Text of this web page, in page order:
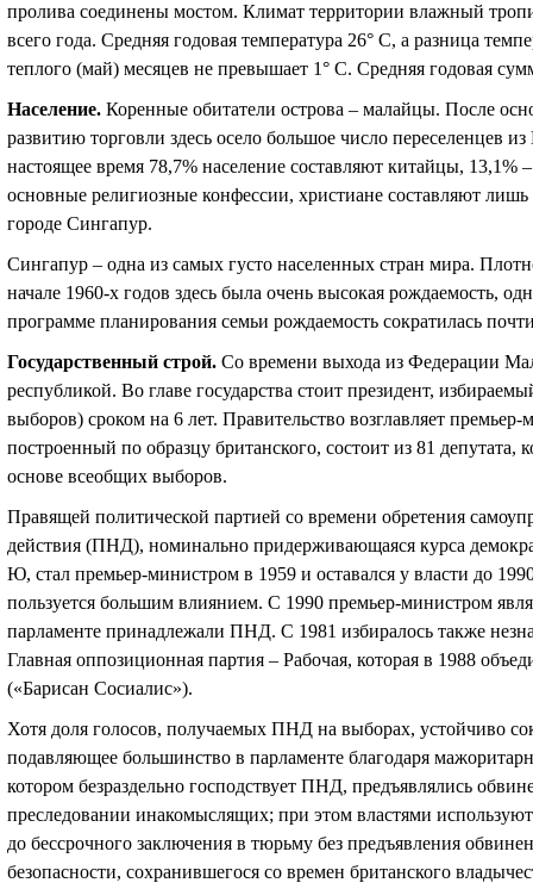
пролива соединены мостом. Климат территории влажный
всего года. Средняя годовая температура 26° С, а разница
теплого (май) месяцев не превышает 1° С. Средняя годовая
Население. Коренные обитатели острова – малайцы. После
развитию торговли здесь осело большое число переселенцев
настоящее время 78,7% население составляют китайцы,
основные религиозные конфессии, христиане составляют
городе Сингапур.
Сингапур – одна из самых густо населенных стран мира.
начале 1960-х годов здесь была очень высокая рождаемость,
программе планирования семьи рождаемость сократилась
Государственный строй. Со времени выхода из Федерации
республикой. Во главе государства стоит президент,
выборов) сроком на 6 лет. Правительство возглавляет
построенный по образцу британского, состоит из 81 депутата,
основе всеобщих выборов.
Правящей политической партией со времени обретения
действия (ПНД), номинально придерживающаяся курса
Ю, стал премьер-министром в 1959 и оставался у власти до
пользуется большим влиянием. С 1990 премьер-министром
парламенте принадлежали ПНД. С 1981 избиралось также
Главная оппозиционная партия – Рабочая, которая в 1988
(«Барисан Сосиалис»).
Хотя доля голосов, получаемых ПНД на выборах, устойчиво
подавляющее большинство в парламенте благодаря
котором безраздельно господствует ПНД, предъявлялись
преследовании инакомыслящих; при этом властями
до бессрочного заключения в тюрьму без предъявления
безопасности, сохранившегося со времен британского